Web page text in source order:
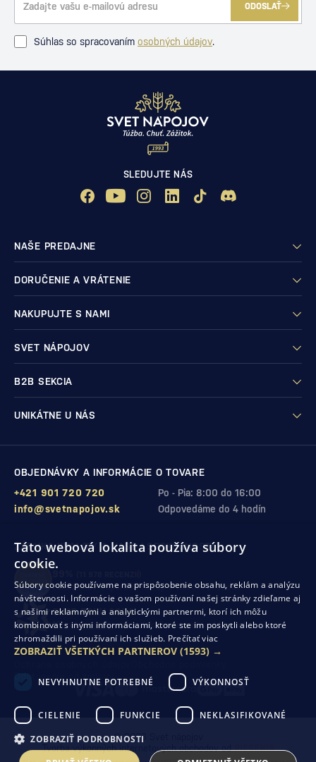
ODOSLAŤ
Súhlas so spracovaním osobných údajov.
SLEDUJTE NÁS
NAŠE PREDAJNE
DORUČENIE A VRÁTENIE
NAKUPUJTE S NAMI
SVET NÁPOJOV
B2B SEKCIA
UNIKÁTNE U NÁS
OBJEDNÁVKY A INFORMÁCIE O TOVARE
Po - Pia: 8:00 do 16:00
+421 901 720 720
Odpovedáme do 4 hodín
info@svetnapojov.sk
ZÁRUKA KVALITY A VAŠEJ SPOKOJNOSTI
zákazníkov odporúča nákup v našom obchode
SHOP ROKU 2024
10. rok po sebesme získali ocenenie od Heureka
Odstúpenie od zmluvy
© 2026 Svet nápojov
Tvorba výkonných internetových obchodov odRIESENIA
Táto webová lokalita používa súbory
cookie.
Súbory cookie používame na prispôsobenie obsahu, reklám a analýzu
návštevnosti. Informácie o vašom používaní našej stránky zdieľame aj
s našimi reklamnými a analytickými partnermi, ktorí ich môžu
kombinovať s inými informáciami, ktoré ste im poskytli alebo ktoré
zhromaždili pri používaní ich služieb. Prečítať viac
ZOBRAZIŤ VŠETKÝCH PARTNEROV (1593) →
NEVYHNUTNE POTREBNÉ VÝKONNOSŤ
CIELENIE FUNKCIE NEKLASIFIKOVANÉ
ZOBRAZIŤ PODROBNOSTI